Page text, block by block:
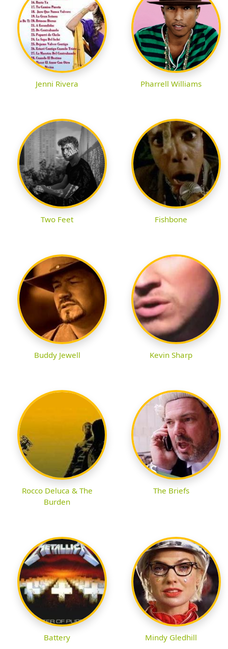
Jenni Rivera Pharrell Williams
Two Feet Fishbone
Buddy Jewell Kevin Sharp
Rocco Deluca & The
Burden
The Briefs
Battery Mindy Gledhill